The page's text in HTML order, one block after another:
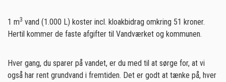
1 m3 vand (1.000 L) koster incl. kloakbidrag omkring 51 kroner.
Hertil kommer de faste afgifter til Vandværket og kommunen.
Hver gang, du sparer på vandet, er du med til at sørge for, at vi
også har rent grundvand i fremtiden. Det er godt at tænke på, hver